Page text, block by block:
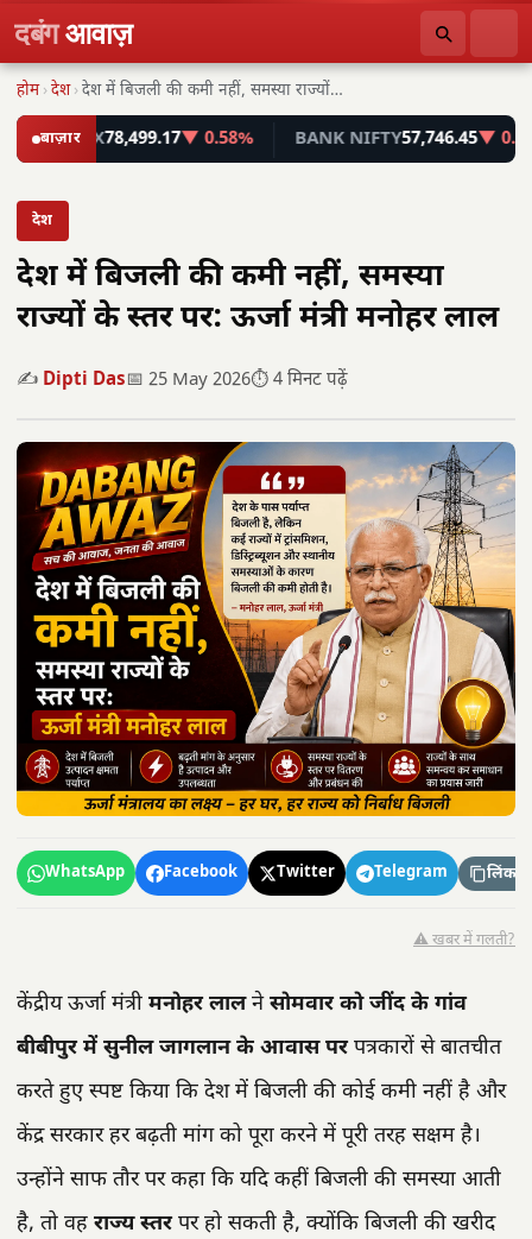
दबंगआवाज़
होम ›देश ›देश में बिजली की कमी नहीं, समस्या राज्यों…
बाज़ार
78,499.17▼ 0.58% BANK NIFTY 57,746.45▼ 0.55%
देश
देश में बिजली की कमी नहीं, समस्या
राज्यों के स्तर पर: ऊर्जा मंत्री मनोहर लाल
✍️ Dipti Das📅 25 May 2026⏱️ 4 मिनट पढ़ें
WhatsApp Facebook Twitter Telegram लिंक
⚠️ खबर में गलती?
केंद्रीय ऊर्जा मंत्री मनोहर लालनेसोमवार को जींद के गांव
बीबीपुर में सुनील जागलान के आवास परपत्रकारों से बातचीत
करते हुए स्पष्ट किया कि देश में बिजली की कोई कमी नहीं है और
केंद्र सरकार हर बढ़ती मांग को पूरा करने में पूरी तरह सक्षम है।
उन्होंने साफ तौर पर कहा कि यदि कहीं बिजली की समस्या आती
है, तो वह राज्य स्तरपर हो सकती है, क्योंकि बिजली की खरीद